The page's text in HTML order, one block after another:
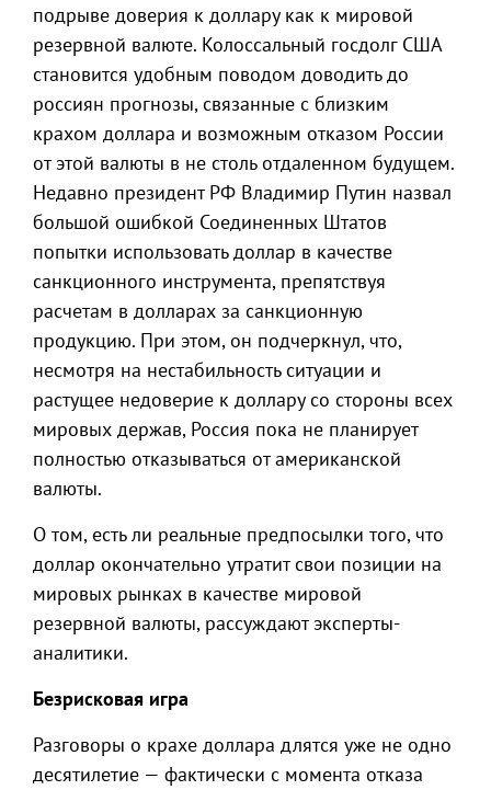
подрыве доверия к доллару как к мировой
резервной валюте. Колоссальный госдолг США
становится удобным поводом доводить до
россиян прогнозы, связанные с близким
крахом доллара и возможным отказом России
от этой валюты в не столь отдаленном будущем.
Недавно президент РФ Владимир Путин назвал
большой ошибкой Соединенных Штатов
попытки использовать доллар в качестве
санкционного инструмента, препятствуя
расчетам в долларах за санкционную
продукцию. При этом, он подчеркнул, что,
несмотря на нестабильность ситуации и
растущее недоверие к доллару со стороны всех
мировых держав, Россия пока не планирует
полностью отказываться от американской
валюты.
О том, есть ли реальные предпосылки того, что
доллар окончательно утратит свои позиции на
мировых рынках в качестве мировой
резервной валюты, рассуждают эксперты-
аналитики.
Безрисковая игра
Разговоры о крахе доллара длятся уже не одно
десятилетие — фактически с момента отказа